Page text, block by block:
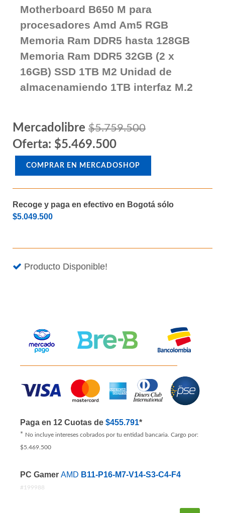
Motherboard B650 M para
procesadores Amd Am5 RGB
Memoria Ram DDR5 hasta 128GB
Memoria Ram DDR5 32GB (2 x
16GB) SSD 1TB M2 Unidad de
almacenamiendo 1TB interfaz M.2
Mercadolibre $5.759.500
Oferta: $5.469.500
COMPRAR EN MERCADOSHOP
Recoge y paga en efectivo en Bogotá sólo
$5.049.500
Producto Disponible!
Paga en 12 Cuotas de $455.791*
* No incluye intereses cobrados por tu entidad bancaria. Cargo por:
$5.469.500
PC Gamer AMD B11-P16-M7-V14-S3-C4-F4
#199988